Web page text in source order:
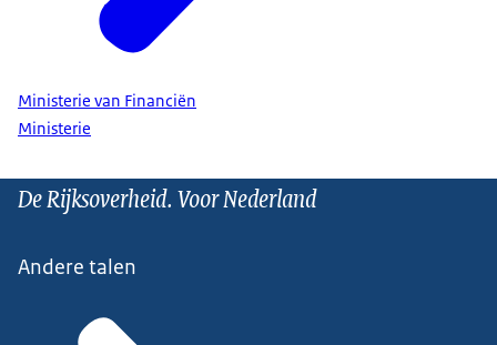
Ministerie van Financiën
Ministerie
De Rijksoverheid. Voor Nederland
Andere talen